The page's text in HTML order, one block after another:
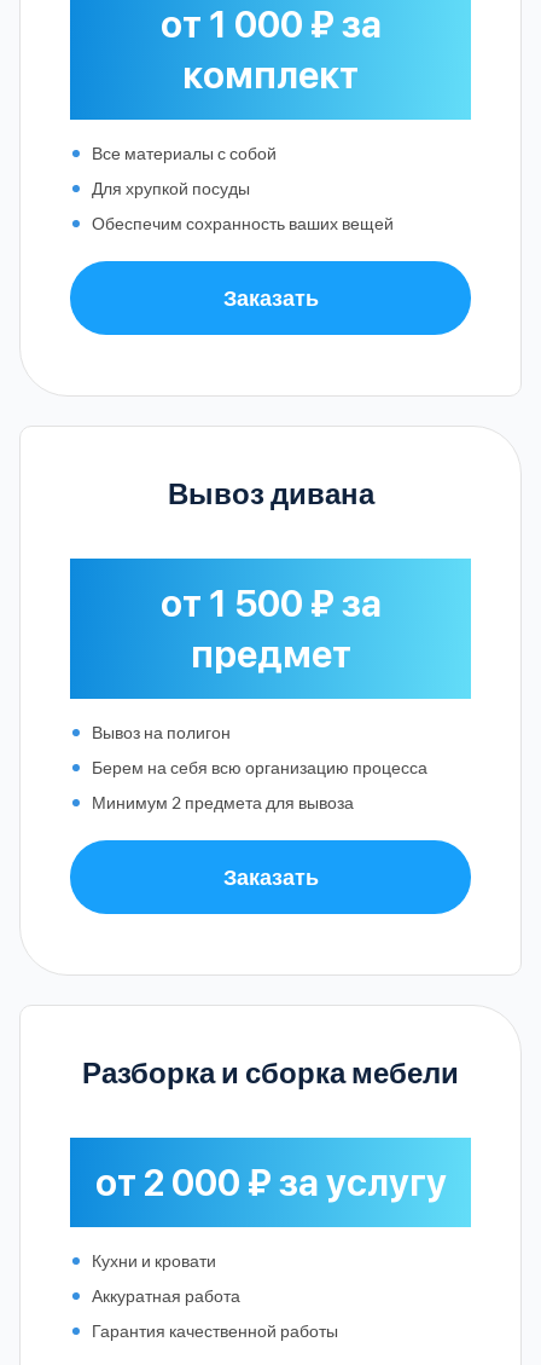
от 1 000 ₽ за
комплект
Все материалы с собой
Для хрупкой посуды
Обеспечим сохранность ваших вещей
Заказать
Вывоз дивана
от 1 500 ₽ за
предмет
Вывоз на полигон
Берем на себя всю организацию процесса
Минимум 2 предмета для вывоза
Заказать
Разборка и сборка мебели
от 2 000 ₽ за услугу
Кухни и кровати
Аккуратная работа
Гарантия качественной работы